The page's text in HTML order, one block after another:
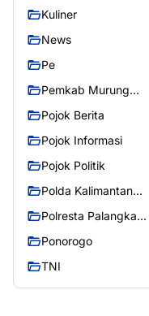
Kuliner
News
Pe
Pemkab Murung
Pojok Berita
Pojok Informasi
Pojok Politik
Polda Kalimantan
Polresta Palangka
Ponorogo
TNI